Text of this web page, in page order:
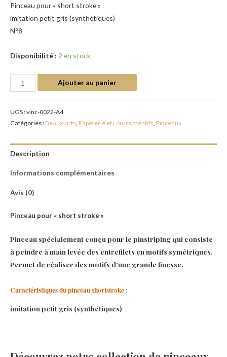
Pinceau pour « short stroke »
imitation petit gris (synthétiques)
N°8
Disponibilité : 2 en stock
Ajouter au panier
UGS :vinc-0022-A4
Catégories : Beaux-arts, Papeterie et Loisirs créatifs, Pinceaux
Description
Informations complémentaires
Avis (0)
Pinceau pour « short stroke »
Pinceau spécialement conçu pour le pinstriping qui consiste
à peindre à main levée des entrefilets en motifs symétriques.
Permet de réaliser des motifs d’une grande finesse.
Caractéristiques du pinceau shortstroke :
imitation petit gris (synthétiques)